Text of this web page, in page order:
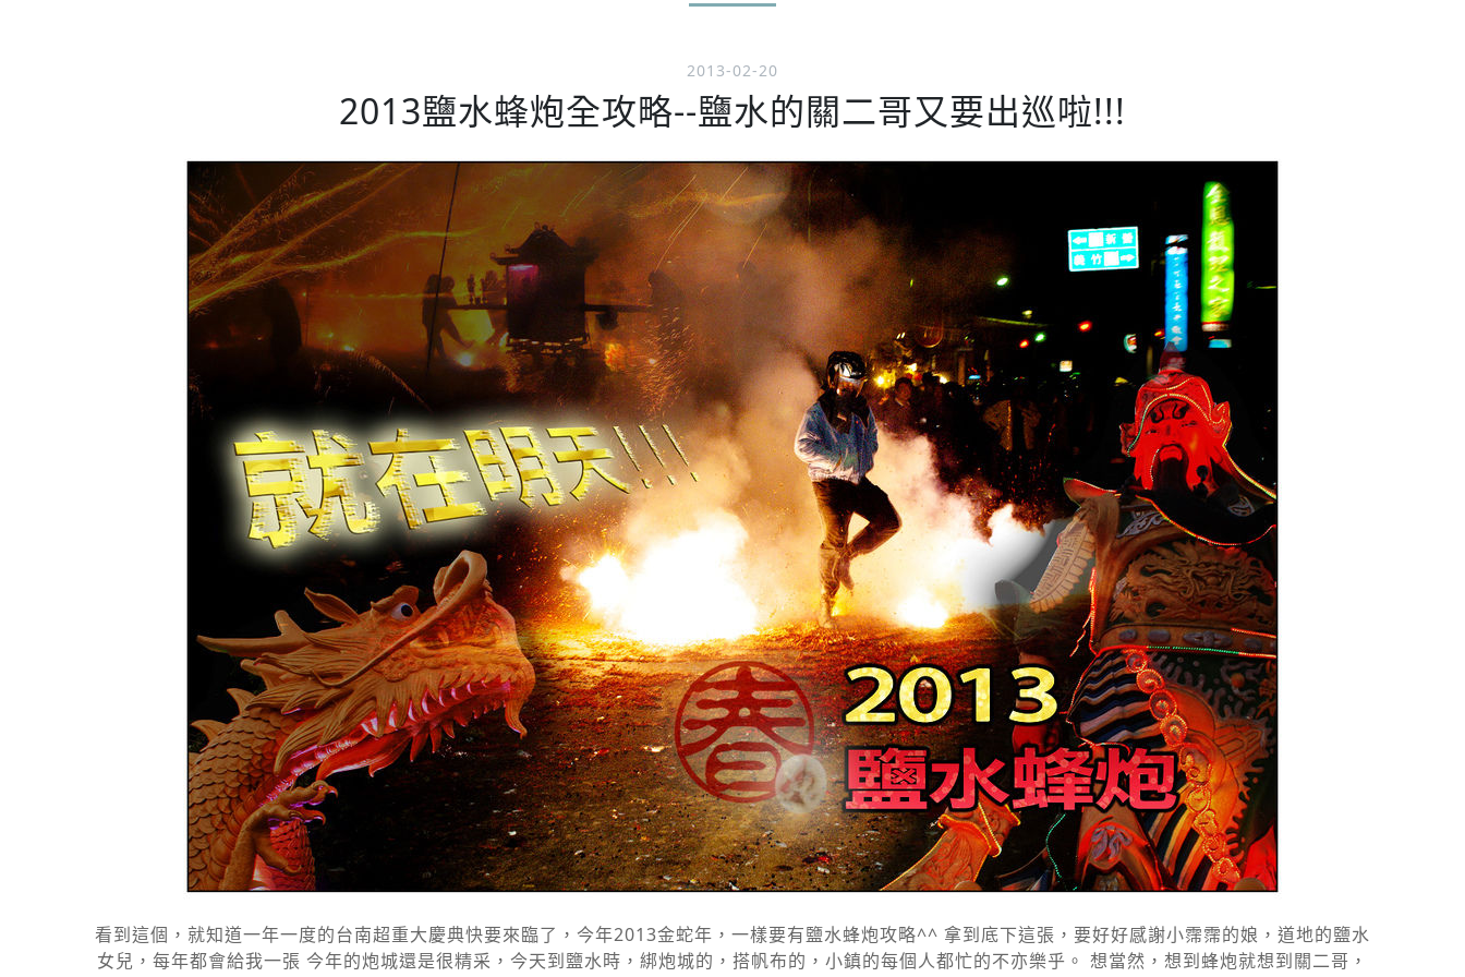
2013-02-20
2013鹽水蜂炮全攻略--鹽水的關二哥又要出巡啦!!!
看到這個，就知道一年一度的台南超重大慶典快要來臨了，今年2013金蛇年，一樣要有鹽水蜂炮攻略^^ 拿到底下這張，要好好感謝小霈霈的娘，道地的鹽水
女兒，每年都會給我一張 今年的炮城還是很精采，今天到鹽水時，綁炮城的，搭帆布的，小鎮的每個人都忙的不亦樂乎。 想當然，想到蜂炮就想到關二哥，